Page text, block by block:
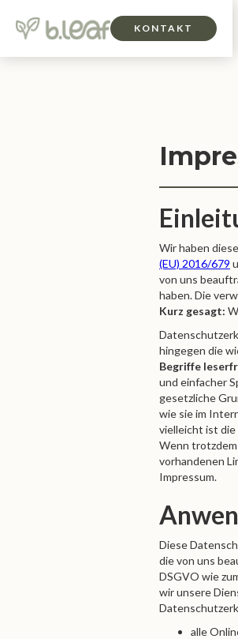
KONTAKT
Wir haben
(EU) 2016/679
von uns
haben. Die
Kurz gesagt:
hingegen die
Begriffe
und einfacher
gesetzliche
wie sie im
vielleicht ist die
Wenn
vorhandenen
Impressum.
Diese
die von uns
DSGVO wie
wir unsere
alle